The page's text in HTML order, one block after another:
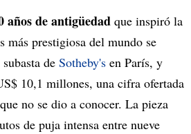
años de antigüedad que inspiró la
más prestigiosa del mundo se
de Sotheby's en París, y
10,1 millones, una cifra ofertada
no se dio a conocer. La pieza
de puja intensa entre nueve